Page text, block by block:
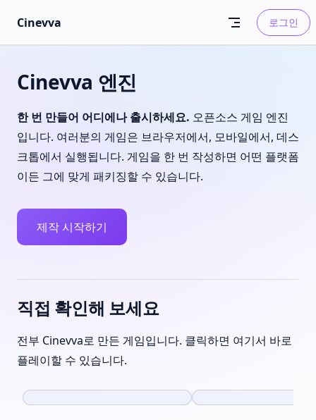
Skip to content
Cinevva 로그인
Cinevva 엔진
한 번 만들어 어디에나 출시하세요. 오픈소스 게임 엔진
입니다. 여러분의 게임은 브라우저에서, 모바일에서, 데스
크톱에서 실행됩니다. 게임을 한 번 작성하면 어떤 플랫폼
이든 그에 맞게 패키징할 수 있습니다.
제작 시작하기
직접 확인해 보세요
전부 Cinevva로 만든 게임입니다. 클릭하면 여기서 바로
플레이할 수 있습니다.
The Breaker Belt